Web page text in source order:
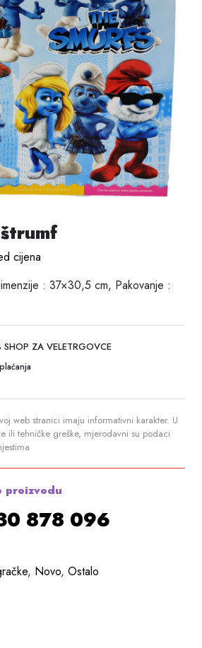
cijena
: 37×30,5 cm, Pakovanje :
SHOP ZA VELETRGOVCE
web stranici imaju informativni karakter. U
ili tehničke greške, mjerodavni su podaci
proizvodu
878 096
, Novo, Ostalo